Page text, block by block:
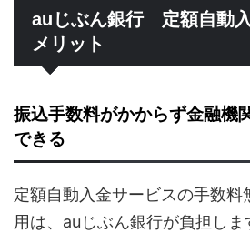
auじぶん銀行 定額自動
メリット
振込手数料がかからず金融機
できる
定額自動入金サービスの手数料
用は、auじぶん銀行が負担し